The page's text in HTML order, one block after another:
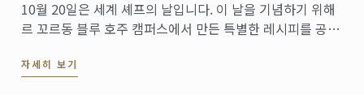
10월 20일은 세계 셰프의 날입니다. 이 날을 기념하기 위해
르 꼬르동 블루 호주 캠퍼스에서 만든 특별한 레시피를 공개
재발견함으로써 우리가 무궁무진한 요리의 세계에서 영양이
자세히 보기